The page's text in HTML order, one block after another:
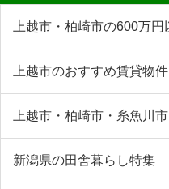
上越市・柏崎市の600万円
上越市のおすすめ賃貸物件
上越市・柏崎市・糸魚川
新潟県の田舎暮らし特集